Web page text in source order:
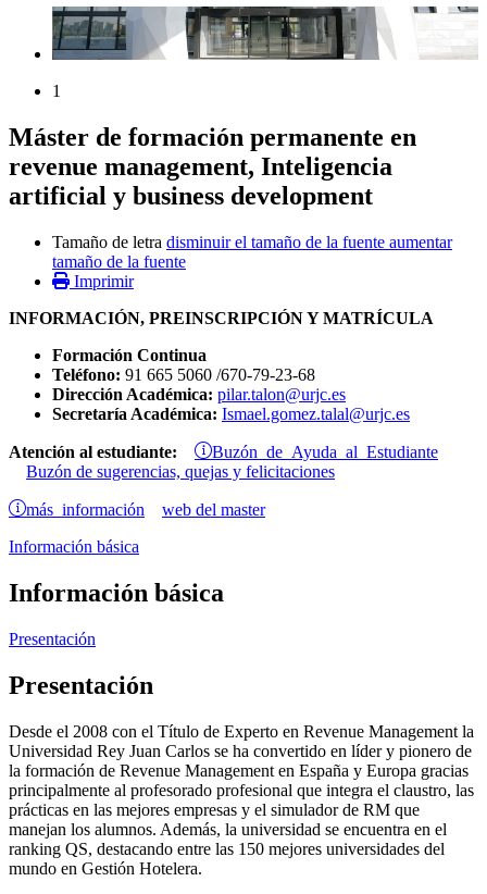
1
Máster de formación permanente en
revenue management, Inteligencia
artificial y business development
Tamaño de letra disminuir el tamaño de la fuente aumentar
tamaño de la fuente
Imprimir
INFORMACIÓN, PREINSCRIPCIÓN Y MATRÍCULA
Formación Continua
Teléfono: 91 665 5060 /670-79-23-68
Dirección Académica: pilar.talon@urjc.es
Secretaría Académica: Ismael.gomez.talal@urjc.es
Atención al estudiante: Buzón de Ayuda al Estudiante
Buzón de sugerencias, quejas y felicitaciones
más información
web del master
Información básica
Información básica
Presentación
Presentación
Desde el 2008 con el Título de Experto en Revenue Management la
Universidad Rey Juan Carlos se ha convertido en líder y pionero de
la formación de Revenue Management en España y Europa gracias
principalmente al profesorado profesional que integra el claustro, las
prácticas en las mejores empresas y el simulador de RM que
manejan los alumnos. Además, la universidad se encuentra en el
ranking QS, destacando entre las 150 mejores universidades del
mundo en Gestión Hotelera.